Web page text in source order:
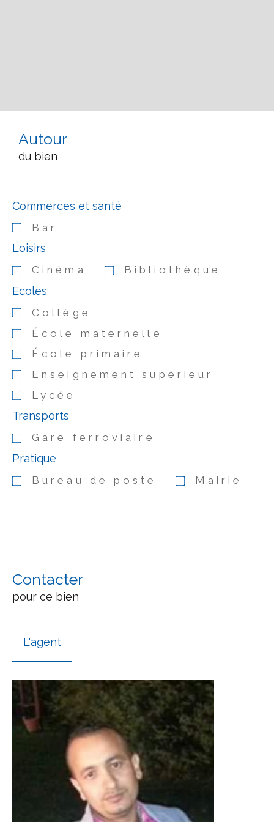
Autour
du bien
Commerces et santé
Bar
Loisirs
Cinéma Bibliothèque
Ecoles
Collège
École maternelle
École primaire
Enseignement supérieur
Lycée
Transports
Gare ferroviaire
Pratique
Bureau de poste Mairie
Contacter
pour ce bien
L'agent